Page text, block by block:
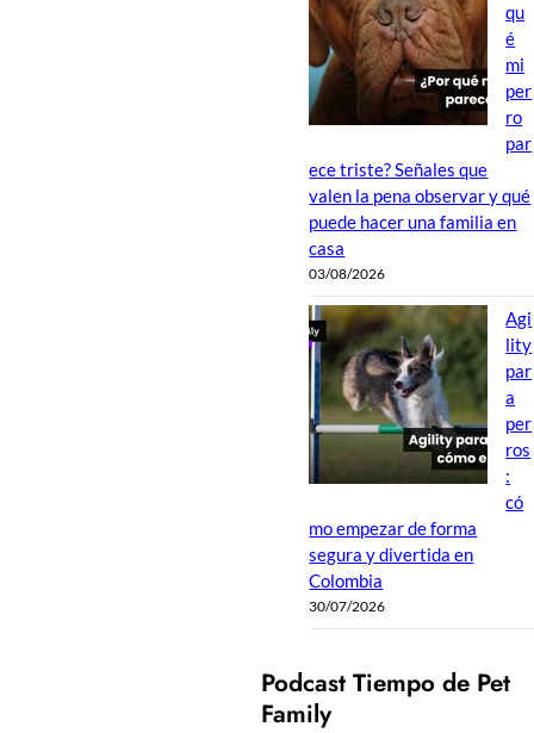
qu
é
mi
per
ro
par
ece triste? Señales que
valen la pena observar y qué
puede hacer una familia en
casa
03/08/2026
Agi
lity
par
a
per
ros
:
có
mo empezar de forma
segura y divertida en
Colombia
30/07/2026
Podcast Tiempo de Pet
Family